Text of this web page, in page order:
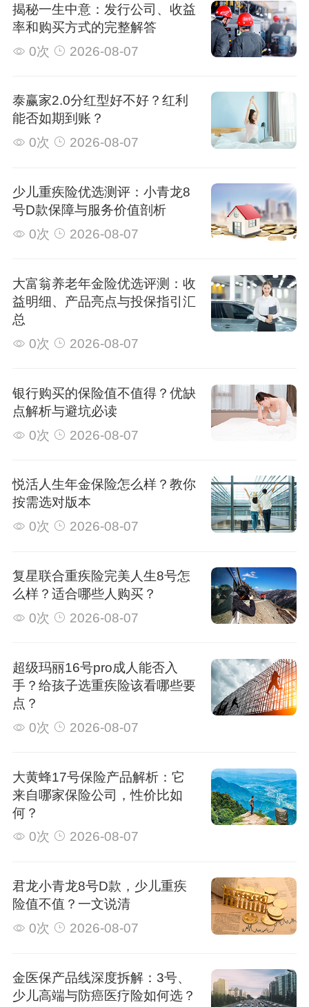
揭秘一生中意：发行公司、收益
率和购买方式的完整解答
0次
2026-08-07
泰赢家2.0分红型好不好？红利
能否如期到账？
0次
2026-08-07
少儿重疾险优选测评：小青龙8
号D款保障与服务价值剖析
0次
2026-08-07
大富翁养老年金险优选评测：收
益明细、产品亮点与投保指引汇
总
0次
2026-08-07
银行购买的保险值不值得？优缺
点解析与避坑必读
0次
2026-08-07
悦活人生年金保险怎么样？教你
按需选对版本
0次
2026-08-07
复星联合重疾险完美人生8号怎
么样？适合哪些人购买？
0次
2026-08-07
超级玛丽16号pro成人能否入
手？给孩子选重疾险该看哪些要
点？
0次
2026-08-07
大黄蜂17号保险产品解析：它
来自哪家保险公司，性价比如
何？
0次
2026-08-07
君龙小青龙8号D款，少儿重疾
险值不值？一文说清
0次
2026-08-07
金医保产品线深度拆解：3号、
少儿高端与防癌医疗险如何选？